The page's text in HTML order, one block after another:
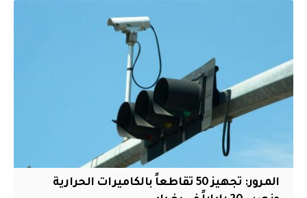
المرور: تجهيز 50 تقاطعاً بالكاميرات الحرارية